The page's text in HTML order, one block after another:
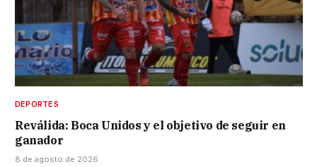
DEPORTES
Reválida: Boca Unidos y el objetivo de seguir en
ganador
8 de agosto de 2026